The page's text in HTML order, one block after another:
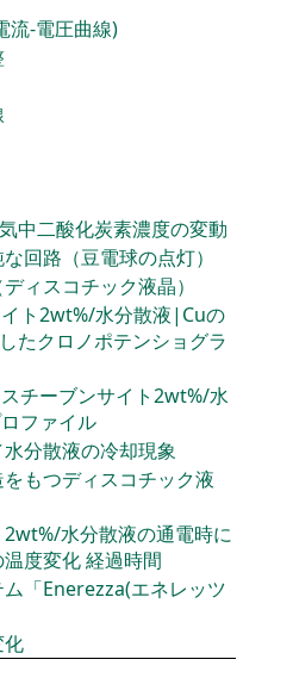
流‐電圧曲線)
中二酸化炭素濃度の変動
回路（豆電球の点灯）
ィスコチック液晶）
ト2wt%/水分散液|Cuの
たクロノポテンショグラ
チーブンサイト2wt%/水
ファイル
分散液の冷却現象
もつディスコチック液
水分散液の通電時に
度変化 経過時間
「Enerezza(エネレッツ
化